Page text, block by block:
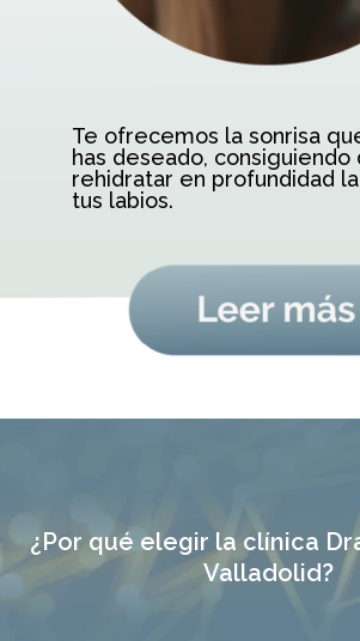
Te ofrecemos la sonrisa
has deseado, consiguiendo
rehidratar en profundidad
tus labios.
¿Por qué elegir la clínica
Valladolid?